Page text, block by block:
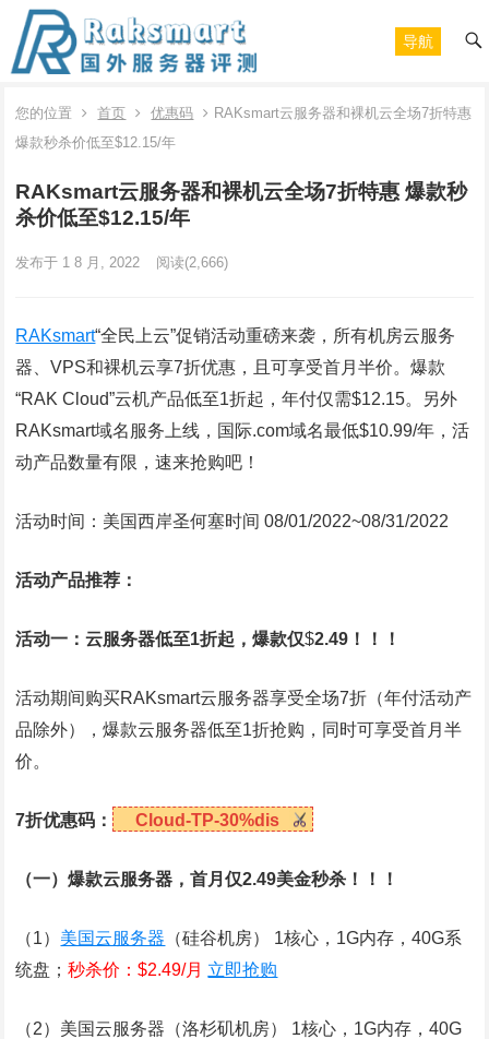
导航
您的位置 首页 优惠码
RAKsmart云服务器和裸机云全场7折特惠
爆款秒杀价低至$12.15/年
RAKsmart云服务器和裸机云全场7折特惠 爆款秒
杀价低至$12.15/年
发布于 1 8 月, 2022 阅读(2,666)
RAKsmart“全民上云”促销活动重磅来袭，所有机房云服务
器、VPS和裸机云享7折优惠，且可享受首月半价。爆款
“RAK Cloud”云机产品低至1折起，年付仅需$12.15。另外
RAKsmart域名服务上线，国际.com域名最低$10.99/年，活
动产品数量有限，速来抢购吧！
活动时间：美国西岸圣何塞时间 08/01/2022~08/31/2022
活动产品推荐：
活动一：云服务器低至1折起，爆款仅$2.49 ！！！
活动期间购买RAKsmart云服务器享受全场7折（年付活动产
品除外），爆款云服务器低至1折抢购，同时可享受首月半
价。
7折优惠码： Cloud-TP-30%dis
（一）爆款云服务器，首月仅2.49美金秒杀！！！
（1） 美国云服务器 （硅谷机房） 1核心，1G内存，40G系
统盘；秒杀价：$2.49/月 立即抢购
（2）美国云服务器（洛杉矶机房） 1核心，1G内存，40G